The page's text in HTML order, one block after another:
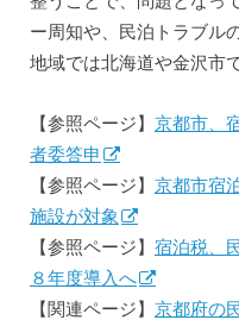
ー周知や、民泊トラブル
地域では北海道や金沢市
【参照ページ】 京都市、
者委答申
【参照ページ】 京都市宿
施設が対象
【参照ページ】 宿泊税、
８年度導入へ
【関連ページ】 京都府の